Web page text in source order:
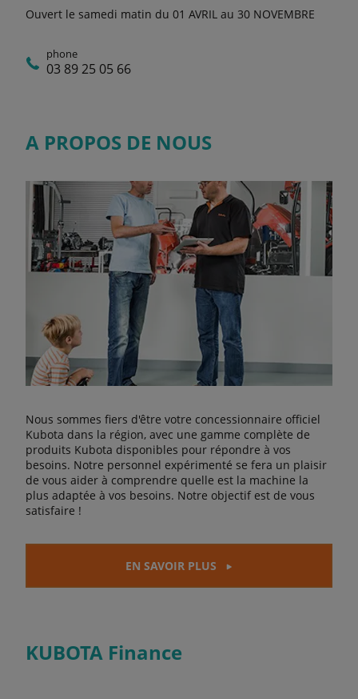
Ouvert le samedi matin du 01 AVRIL au 30 NOVEMBRE
phone
03 89 25 05 66
A PROPOS DE NOUS
Nous sommes fiers d'être votre concessionnaire officiel
Kubota dans la région, avec une gamme complète de
produits Kubota disponibles pour répondre à vos
besoins. Notre personnel expérimenté se fera un plaisir
de vous aider à comprendre quelle est la machine la
plus adaptée à vos besoins. Notre objectif est de vous
satisfaire !
EN SAVOIR PLUS
KUBOTA Finance